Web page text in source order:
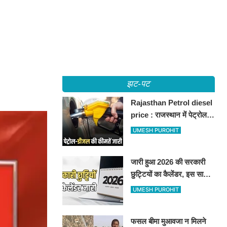
झट-पट
Rajasthan Petrol diesel
price : राजस्थान में पेट्रोल-
डीजल की कीमतें जारी, जानिए
UMESH PUROHIT
जारी हुआ 2026 की सरकारी
छुट्टियों का कैलेंडर, इस साल
कई बार मिलेगा लगातार
UMESH PUROHIT
फसल बीमा मुआवजा न मिलने